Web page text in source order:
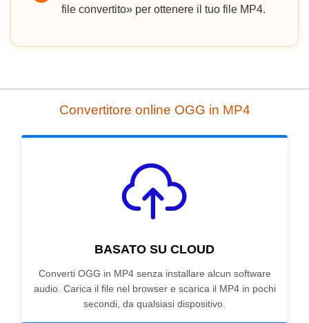
file convertito» per ottenere il tuo file MP4.
Convertitore online OGG in MP4
BASATO SU CLOUD
Converti OGG in MP4 senza installare alcun software
audio. Carica il file nel browser e scarica il MP4 in pochi
secondi, da qualsiasi dispositivo.